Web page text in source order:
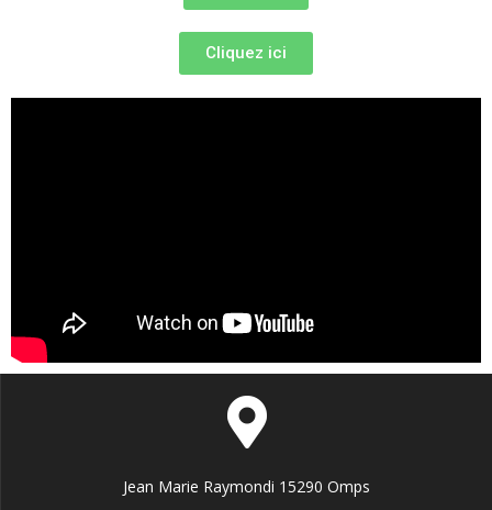
Cliquez ici
Jean Marie Raymondi 15290 Omps